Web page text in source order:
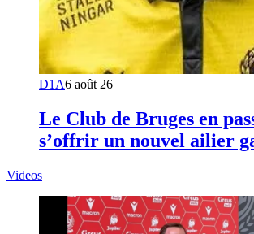
D1A6 août 26
Le Club de Bruges en
s’offrir un nouvel ailier
Videos